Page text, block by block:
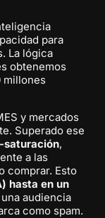
para
La lógica
obtenemos
millones
y mercados
Superado ese
saturación,
a las
comprar. Esto
hasta en un
audiencia
como spam.